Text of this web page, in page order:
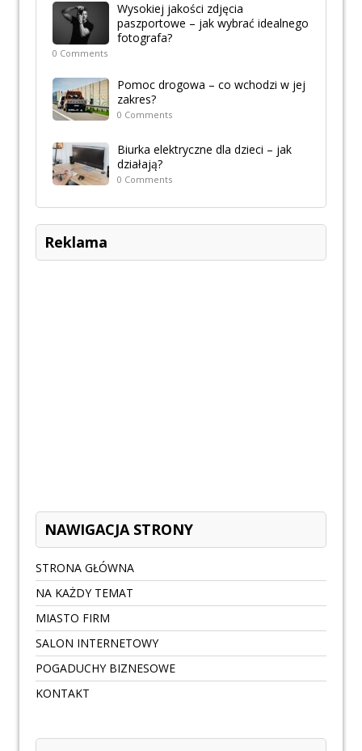
Wysokiej jakości zdjęcia
paszportowe – jak wybrać idealnego
fotografa?
0 Comments
Pomoc drogowa – co wchodzi w jej
zakres?
0 Comments
Biurka elektryczne dla dzieci – jak
działają?
0 Comments
Reklama
NAWIGACJA STRONY
STRONA GŁÓWNA
NA KAŻDY TEMAT
MIASTO FIRM
SALON INTERNETOWY
POGADUCHY BIZNESOWE
KONTAKT